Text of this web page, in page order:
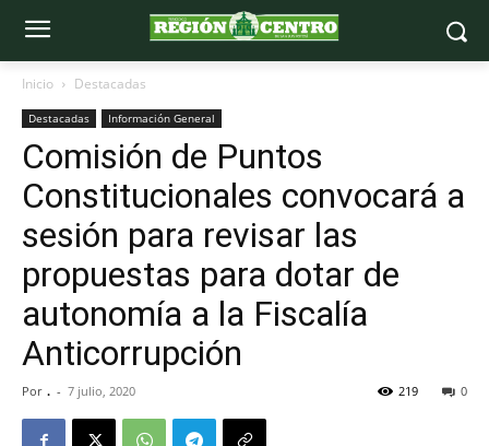
Inicio Destacadas
Destacadas Información General
Comisión de Puntos
Constitucionales convocará a
sesión para revisar las
propuestas para dotar de
autonomía a la Fiscalía
Anticorrupción
Por . - 7 julio, 2020 0
219